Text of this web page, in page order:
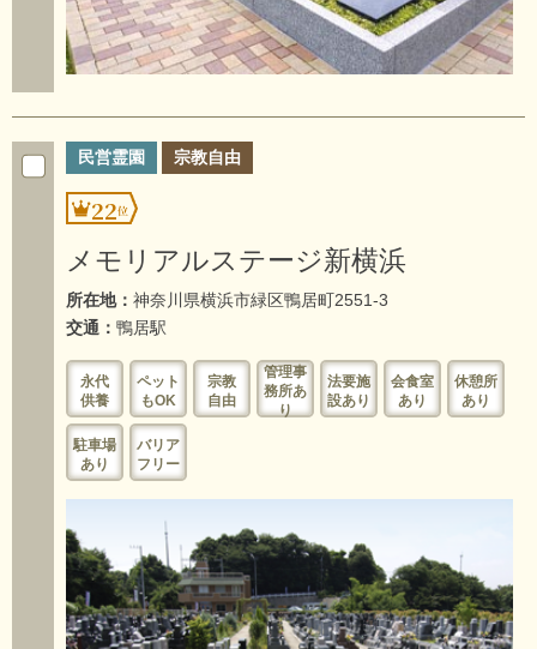
民営霊園 宗教自由
22
メモリアルステージ新横浜
所在地： 神奈川県横浜市緑区鴨居町2551-3
交通： 鴨居駅
永代
供養
ペット
もOK
宗教
自由
管理事
務所あ
り
法要施
設あり
会食室
あり
休憩所
あり
駐車場
あり
バリア
フリー